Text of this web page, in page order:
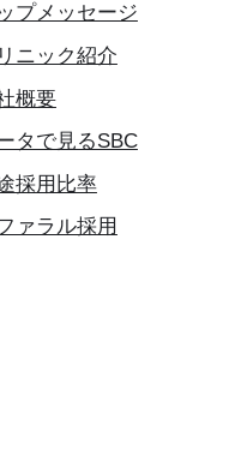
プメッセージ
ニック紹介
概要
タで見るSBC
採用比率
ァラル採用